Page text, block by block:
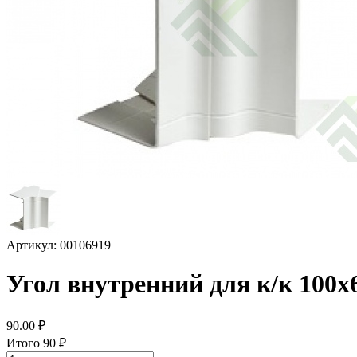
Артикул: 00106919
Угол внутренний для к/к
90.00 ₽
Итого 90 ₽